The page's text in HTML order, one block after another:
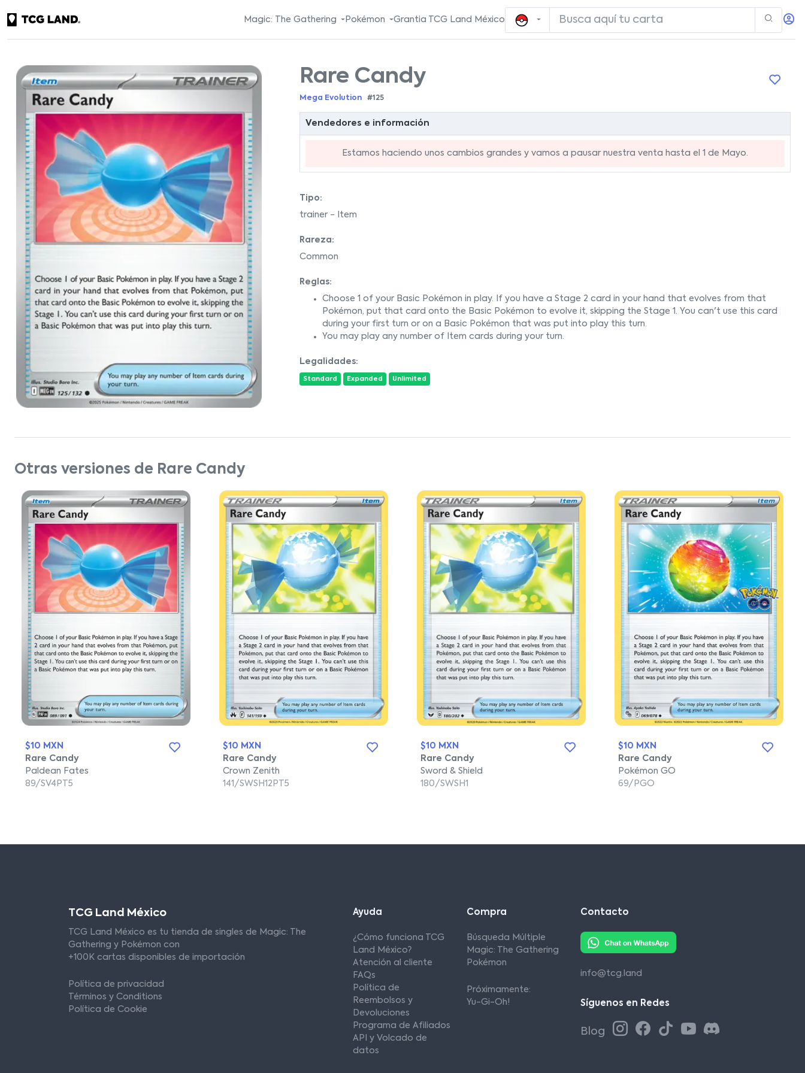
Magic: The Gathering Pokémon Grantia TCG Land México
Rare Candy
Mega Evolution #125
Vendedores e información
Estamos haciendo unos cambios grandes y vamos a pausar nuestra venta hasta el 1 de Mayo.
Tipo:
trainer - Item
Rareza:
Common
Reglas:
Choose 1 of your Basic Pokémon in play. If you have a Stage 2 card in your hand that evolves from that
Pokémon, put that card onto the Basic Pokémon to evolve it, skipping the Stage 1. You can't use this card
during your first turn or on a Basic Pokémon that was put into play this turn.
You may play any number of Item cards during your turn.
Legalidades:
Standard Expanded Unlimited
Otras versiones de Rare Candy
$10 MXN
Rare Candy
Paldean Fates
89/SV4PT5
$10 MXN
Rare Candy
Crown Zenith
141/SWSH12PT5
$10 MXN
Rare Candy
Sword & Shield
180/SWSH1
$10 MXN
Rare Candy
Pokémon GO
69/PGO
TCG Land México
TCG Land México es tu tienda de singles de Magic: The
Gathering y Pokémon con
+100K cartas disponibles de importación
Política de privacidad
Términos y Conditions
Política de Cookie
Ayuda
¿Cómo funciona TCG
Land México?
Atención al cliente
FAQs
Política de
Reembolsos y
Devoluciones
Programa de Afiliados
API y Volcado de
datos
Compra
Búsqueda Múltiple
Magic: The Gathering
Pokémon
Próximamente:
Yu-Gi-Oh!
Contacto
info@tcg.land
Síguenos en Redes
Blog